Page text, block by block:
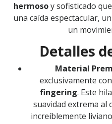
hermosoy sofisticado
una caída espectacular,
un
Detalles
Material
exclusivamente con
fingering. Este
suavidad extrema al
increíblemente